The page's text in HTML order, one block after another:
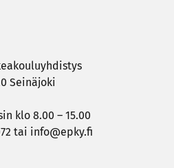
Sei­nä­jo­ki
klo 8.00 – 15.00
tai info@epky.fi